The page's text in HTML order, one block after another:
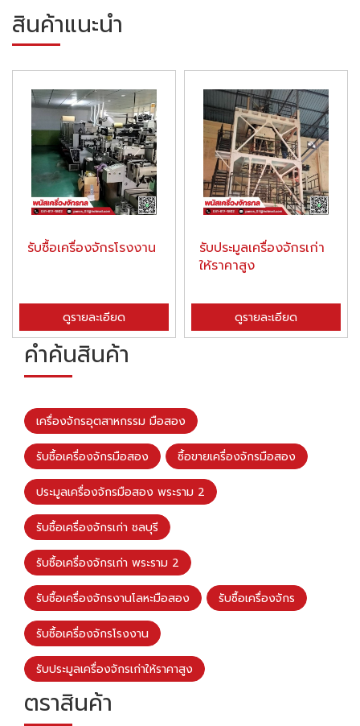
สินค้าแนะนำ
รับซื้อเครื่องจักรโรงงาน
ดูรายละเอียด
รับประมูลเครื่องจักรเก่า
ให้ราคาสูง
ดูรายละเอียด
คำค้นสินค้า
เครื่องจักรอุตสาหกรรม มือสอง
รับซื้อเครื่องจักรมือสอง ซื้อขายเครื่องจักรมือสอง
ประมูลเครื่องจักรมือสอง พระราม 2
รับซื้อเครื่องจักรเก่า ชลบุรี
รับซื้อเครื่องจักรเก่า พระราม 2
รับซื้อเครื่องจักรงานโลหะมือสอง รับซื้อเครื่องจักร
รับซื้อเครื่องจักรโรงงาน
รับประมูลเครื่องจักรเก่าให้ราคาสูง
ตราสินค้า